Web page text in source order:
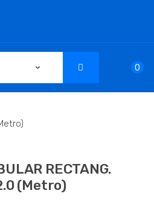
0
RECTANG.
(Metro)